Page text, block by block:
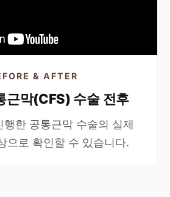
& AFTER
근막(CFS) 수술 전후
행한 공통근막 수술의 실제
으로 확인할 수 있습니다.